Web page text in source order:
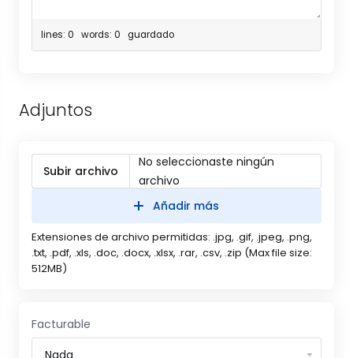
lines: 0 words: 0 guardado
Adjuntos
Subir archivo
No seleccionaste ningún
archivo
Añadir más
Extensiones de archivo permitidas: .jpg, .gif, .jpeg, .png,
.txt, .pdf, .xls, .doc, .docx, .xlsx, .rar, .csv, .zip (Max file size:
512MB)
Facturable